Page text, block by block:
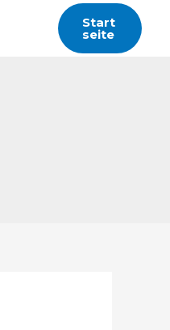
Start
Seite